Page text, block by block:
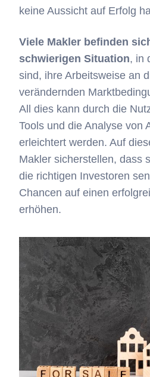
keine Aussicht auf Erfolg
Viele Makler befinden
schwierigen Situation, in
sind, ihre Arbeitsweise an
verändernden
All dies kann durch die
Tools und die Analyse von
erleichtert werden. Auf
Makler sicherstellen, dass
die richtigen Investoren
Chancen auf einen
erhöhen.